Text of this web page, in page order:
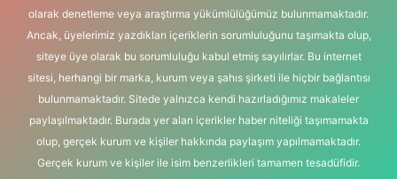
olarak denetleme veya araştırma yükümlülüğümüz bulunmamaktadır.
Ancak, üyelerimiz yazdıkları içeriklerin sorumluluğunu taşımakta olup,
siteye üye olarak bu sorumluluğu kabul etmiş sayılırlar. Bu internet
sitesi, herhangi bir marka, kurum veya şahıs şirketi ile hiçbir bağlantısı
bulunmamaktadır. Sitede yalnızca kendi hazırladığımız makaleler
paylaşılmaktadır. Burada yer alan içerikler haber niteliği taşımamakta
olup, gerçek kurum ve kişiler hakkında paylaşım yapılmamaktadır.
Gerçek kurum ve kişiler ile isim benzerlikleri tamamen tesadüfidir.